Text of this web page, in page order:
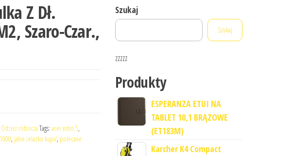
Z Dł.
Szaro-Czar.,
Odzież robocza Tags: acer nitro 5,
, jakie żelazko kupić, polecane
Szukaj
Szukaj
zzzzz
Produkty
ESPERANZA ETUI NA
TABLET 10,1 BRĄZOWE
(ET183M)
Karcher K4 Compact